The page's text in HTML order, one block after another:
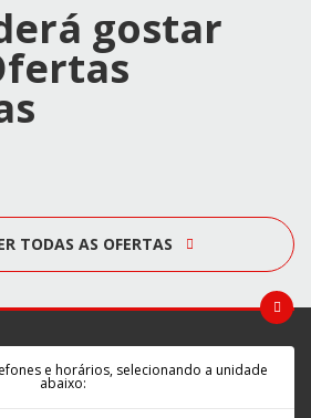
gostar
TODAS AS OFERTAS
e horários, selecionando a unidade
abaixo: